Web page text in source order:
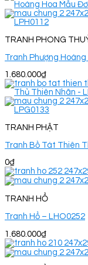
TRANH PHONG
Tranh Phượng
1.680.000₫
TRANH PHẬT
Tranh Bồ Tát Thiên
0₫
TRANH HỔ
Tranh Hổ – LHO0252
1.680.000₫